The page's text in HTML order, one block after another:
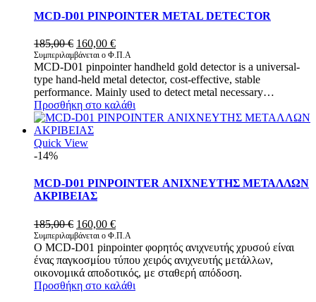
MCD-D01 PINPOINTER METAL DETECTOR
185,00€ Original
price
was:
185,00 €.
160,00 €Η
τρέχουσα
τιμή
είναι:
160,00 €.
Συμπεριλαμβάνεται ο Φ.Π.Α
MCD-D01 pinpointer handheld gold detector is a universal-
type hand-held metal detector, cost-effective, stable
performance. Mainly used to detect metal necessary…
Προσθήκη στο καλάθι
Quick View
-14%
MCD-D01 PINPOINTER ΑΝΙΧΝΕΥΤΗΣ ΜΕΤΑΛΛΩΝ
ΑΚΡΙΒΕΙΑΣ
185,00€ Original
price
was:
185,00 €.
160,00 €Η
τρέχουσα
τιμή
είναι:
160,00 €.
Συμπεριλαμβάνεται ο Φ.Π.Α
Ο MCD-D01 pinpointer φορητός ανιχνευτής χρυσού είναι
ένας παγκοσμίου τύπου χειρός ανιχνευτής μετάλλων,
οικονομικά αποδοτικός, με σταθερή απόδοση.
Προσθήκη στο καλάθι